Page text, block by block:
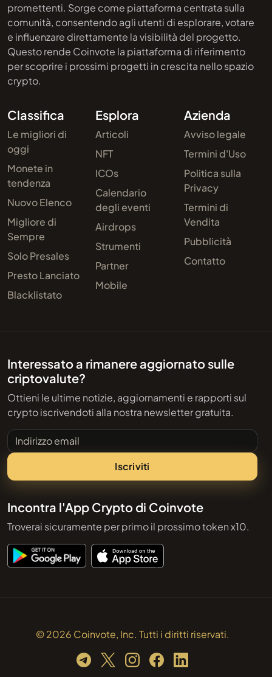
promettenti. Sorge come piattaforma centrata sulla
comunità, consentendo agli utenti di esplorare, votare
e influenzare direttamente la visibilità del progetto.
Questo rende Coinvote la piattaforma di riferimento
per scoprire i prossimi progetti in crescita nello spazio
crypto.
Classifica
Le migliori di
oggi
Monete in
tendenza
Nuovo Elenco
Migliore di
Sempre
Solo Presales
Presto Lanciato
Blacklistato
Esplora
Articoli
NFT
ICOs
Calendario
degli eventi
Airdrops
Strumenti
Partner
Mobile
Azienda
Avviso legale
Termini d'Uso
Politica sulla
Privacy
Termini di
Vendita
Pubblicità
Contatto
Interessato a rimanere aggiornato sulle
criptovalute?
Ottieni le ultime notizie, aggiornamenti e rapporti sul
crypto iscrivendoti alla nostra newsletter gratuita.
Indirizzo email
Iscriviti
Incontra l'App Crypto di Coinvote
Troverai sicuramente per primo il prossimo token x10.
© 2026 Coinvote, Inc. Tutti i diritti riservati.